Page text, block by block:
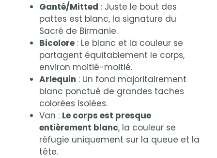
Ganté/Mitted : Juste le bout des
pattes est blanc, la signature du
Sacré de Birmanie.
Bicolore : Le blanc et la couleur se
partagent équitablement le corps,
environ moitié-moitié.
Arlequin : Un fond majoritairement
blanc ponctué de grandes taches
colorées isolées.
Van : Le corps est presque
entièrement blanc, la couleur se
réfugie uniquement sur la queue et la
tête.